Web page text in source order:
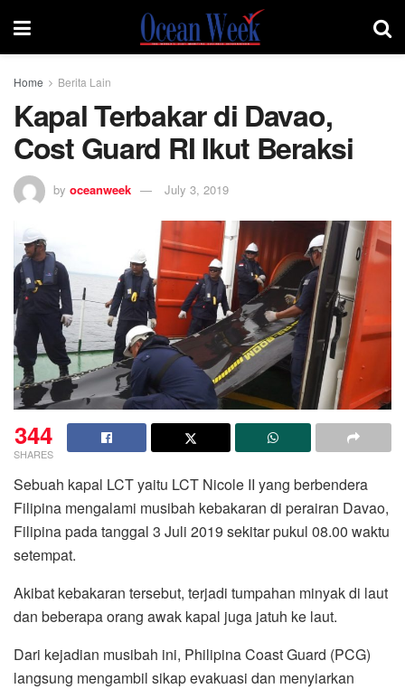
Home Berita Lain
Kapal Terbakar di Davao,
Cost Guard RI Ikut Beraksi
by oceanweek July 3, 2019
344
SHARES
Sebuah kapal LCT yaitu LCT Nicole II yang berbendera
Filipina mengalami musibah kebakaran di perairan Davao,
Filipina pada tanggal 3 Juli 2019 sekitar pukul 08.00 waktu
setempat.
Akibat kebakaran tersebut, terjadi tumpahan minyak di laut
dan beberapa orang awak kapal juga jatuh ke laut.
Dari kejadian musibah ini, Philipina Coast Guard (PCG)
langsung mengambil sikap evakuasi dan menyiarkan